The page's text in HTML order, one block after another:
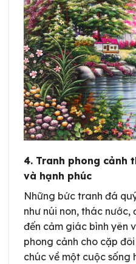
4. Tranh phong cảnh
và hạnh phúc
Những bức tranh đá
như núi non, thác
đến cảm giác bình yên
phong cảnh cho cặp
chúc về một cuộc sống